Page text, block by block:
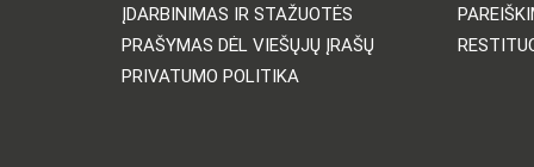
ĮDARBINIMAS IR STAŽUOTĖS
PRAŠYMAS DĖL VIEŠŲJŲ ĮRAŠŲ
PRIVATUMO POLITIKA